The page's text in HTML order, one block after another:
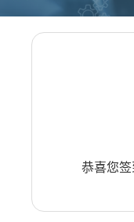
恭喜您签